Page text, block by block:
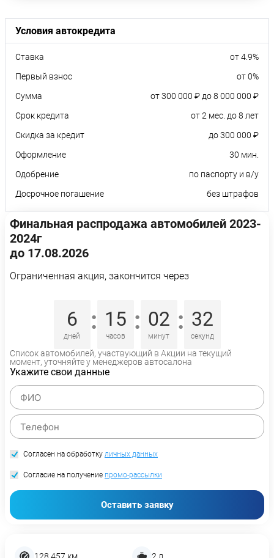
Условия автокредита
Ставка
от 4.9%
Первый взнос
от 0%
Сумма
от 300 000 ₽ до 8 000 000 ₽
Срок кредита
от 2 мес. до 8 лет
Скидка за кредит
до 300 000 ₽
Оформление
30 мин.
Одобрение
по паспорту и в/у
Досрочное погашение
без штрафов
Финальная распродажа автомобилей 2023-
2024г
до 17.08.2026
Ограниченная акция, закончится через
6
дней
: 15
часов
: 02
минут
: 32
секунд
Список автомобилей, участвующий в Акции на текущий
момент, уточняйте у менеджеров автосалона
Укажите свои данные
Согласен на обработку личных данных
Согласие на получение промо-рассылки
Оставить заявку